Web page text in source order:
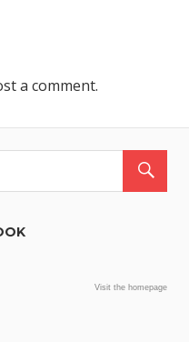
a comment.
Visit the homepage